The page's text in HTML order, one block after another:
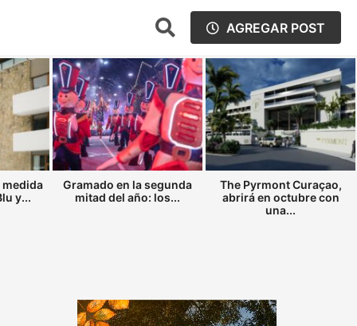
AGREGAR POST
medida
y...
Gramado en la segunda
mitad del año: los...
The Pyrmont Curaçao,
abrirá en octubre con
una...